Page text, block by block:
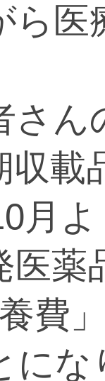
ら医
さん
収載
月
医薬
費
にな